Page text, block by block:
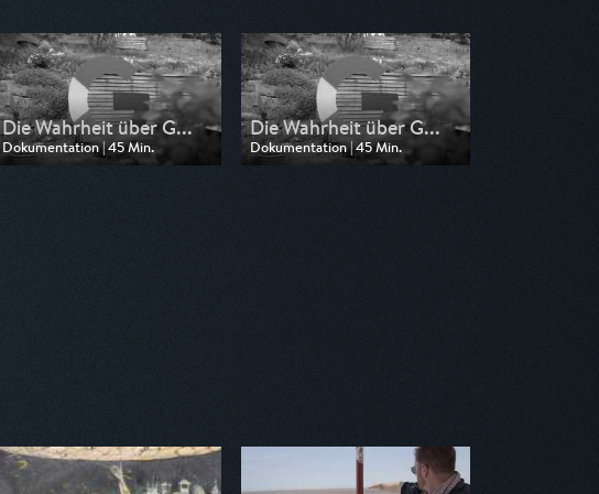
Die Wahrheit über G...
Dokumentation | 45 Min.
Ausgestrahlt von SWR
Die Wahrheit über G...
Dokumentation | 45 Min.
Ausgestrahlt von SR Fernsehen